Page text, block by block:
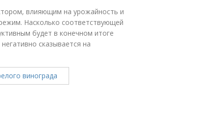
влияющим на урожайность и
Насколько соответствующей
будет в конечном итоге
сказывается на